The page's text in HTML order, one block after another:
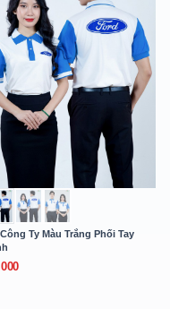
Ty Màu Trắng Phối Tay